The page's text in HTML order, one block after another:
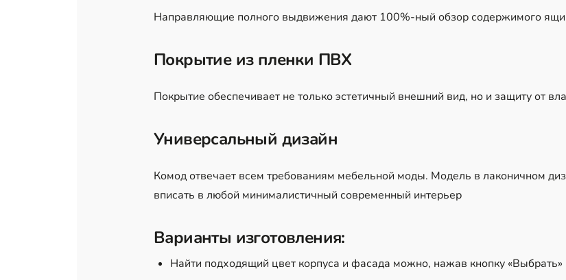
Направляющие полного выдвижения дают 100%-ный обзор содержимого
Покрытие из пленки ПВХ
Покрытие обеспечивает не только эстетичный внешний вид, но и защиту от
Универсальный дизайн
Комод отвечает всем требованиям мебельной моды. Модель в лаконичном
вписать в любой минималистичный современный интерьер
Варианты изготовления:
Найти подходящий цвет корпуса и фасада можно, нажав кнопку «Выбрать»